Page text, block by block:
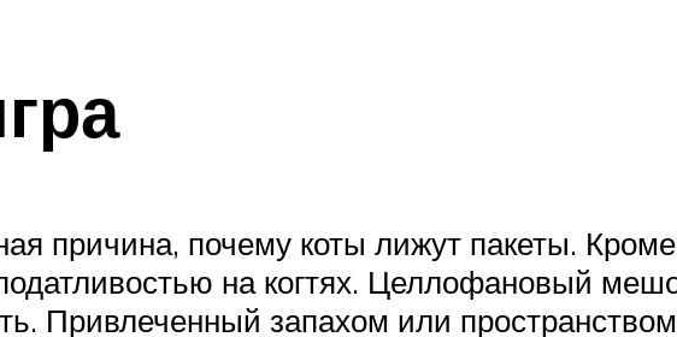
причина, почему коты лижут пакеты.
на когтях. Целлофановый
Привлеченный запахом или